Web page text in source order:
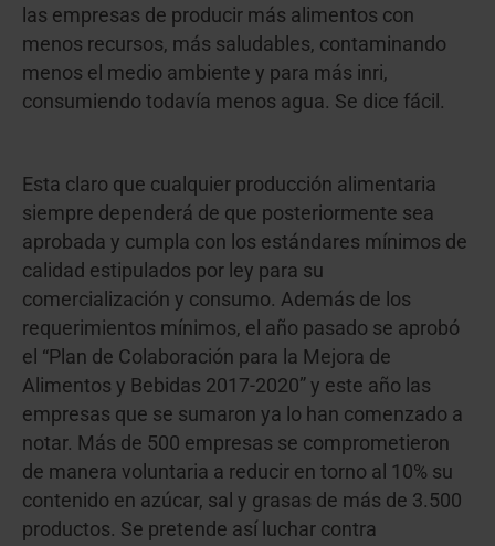
las empresas de producir más alimentos con
menos recursos, más saludables, contaminando
menos el medio ambiente y para más inri,
consumiendo todavía menos agua. Se dice fácil.
Esta claro que cualquier producción alimentaria
siempre dependerá de que posteriormente sea
aprobada y cumpla con los estándares mínimos de
calidad estipulados por ley para su
comercialización y consumo. Además de los
requerimientos mínimos, el año pasado se aprobó
el “Plan de Colaboración para la Mejora de
Alimentos y Bebidas 2017-2020” y este año las
empresas que se sumaron ya lo han comenzado a
notar. Más de 500 empresas se comprometieron
de manera voluntaria a reducir en torno al 10% su
contenido en azúcar, sal y grasas de más de 3.500
productos. Se pretende así luchar contra